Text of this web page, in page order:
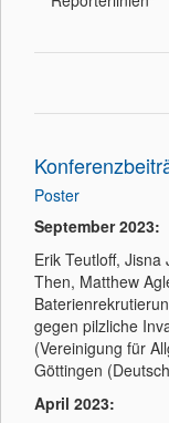
Poster
September 2023:
Erik Teutloff,
Then, Matthew
gegen pilzliche
(Vereinigung für
Göttingen
April 2023: